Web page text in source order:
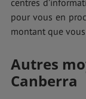
centres
pour vous en
montant que
Autres
Canberra